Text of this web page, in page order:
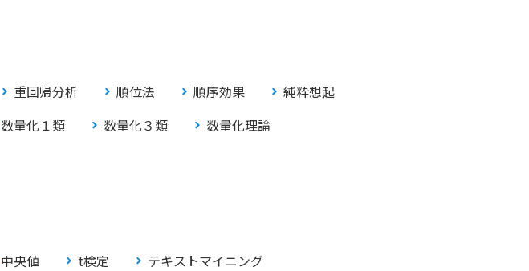
重回帰分析 順位法 順序効果
純粋想起
数量化１類 数量化３類
数量化理論
中央値 t検定
テキストマイニング